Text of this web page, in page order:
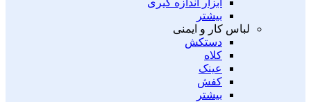
ابزار اندازه گیری
بیشتر
لباس کار و ایمنی
دستکش
کلاه
عینک
کفش
بیشتر